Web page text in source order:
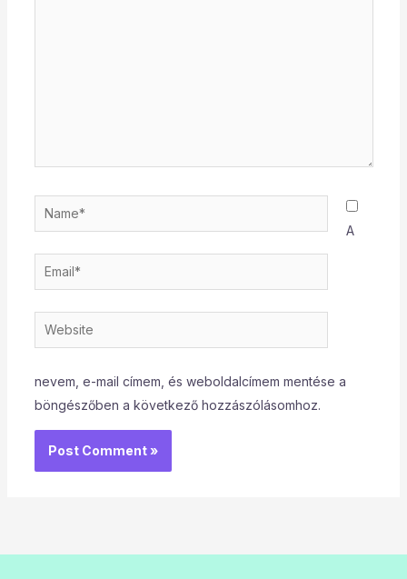
Name*
Email*
Website
A
nevem, e-mail címem, és weboldalcímem mentése a
böngészőben a következő hozzászólásomhoz.